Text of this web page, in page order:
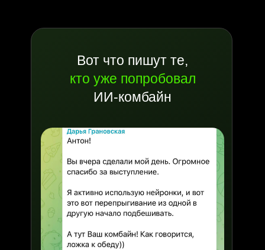
Вот что пишут те,
кто уже попробовал
ИИ-комбайн